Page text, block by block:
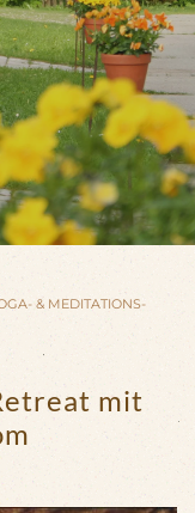
& MEDITATIONS-
mit